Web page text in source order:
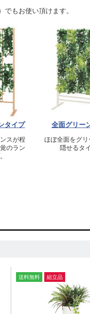
もお使い頂けます。
タイプ
スが程
のラン
全面グリー
ほぼ全面をグ
隠せるタ
送料無料 組立品